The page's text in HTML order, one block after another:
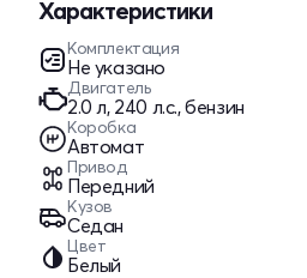
Характеристики
Комплектация
Не указано
Двигатель
2.0 л, 240 л.с., бензин
Коробка
Автомат
Привод
Передний
Кузов
Седан
Цвет
Белый